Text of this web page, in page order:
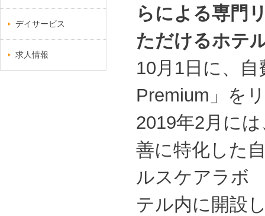
らによる専門
ただけるホテ
10月1日に、
Premium」を
2019年2月に
善に特化した
ルスケアラボ
テル内に開設
デイサービス
求人情報